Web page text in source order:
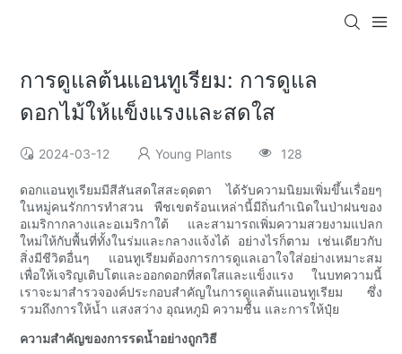
การดูแลต้นแอนทูเรียม: การดูแล
ดอกไม้ให้แข็งแรงและสดใส
2024-03-12 Young Plants 128
ดอกแอนทูเรียมมีสีสันสดใสสะดุดตา ได้รับความนิยมเพิ่มขึ้นเรื่อยๆ
ในหมู่คนรักการทำสวน พืชเขตร้อนเหล่านี้มีถิ่นกำเนิดในป่าฝนของ
อเมริกากลางและอเมริกาใต้ และสามารถเพิ่มความสวยงามแปลก
ใหม่ให้กับพื้นที่ทั้งในร่มและกลางแจ้งได้ อย่างไรก็ตาม เช่นเดียวกับ
สิ่งมีชีวิตอื่นๆ แอนทูเรียมต้องการการดูแลเอาใจใส่อย่างเหมาะสม
เพื่อให้เจริญเติบโตและออกดอกที่สดใสและแข็งแรง ในบทความนี้
เราจะมาสำรวจองค์ประกอบสำคัญในการดูแลต้นแอนทูเรียม ซึ่ง
รวมถึงการให้น้ำ แสงสว่าง อุณหภูมิ ความชื้น และการให้ปุ๋ย
ความสำคัญของการรดน้ำอย่างถูกวิธี